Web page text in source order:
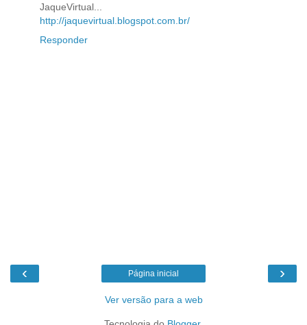
JaqueVirtual...
http://jaquevirtual.blogspot.com.br/
Responder
‹ ›
Página inicial
Ver versão para a web